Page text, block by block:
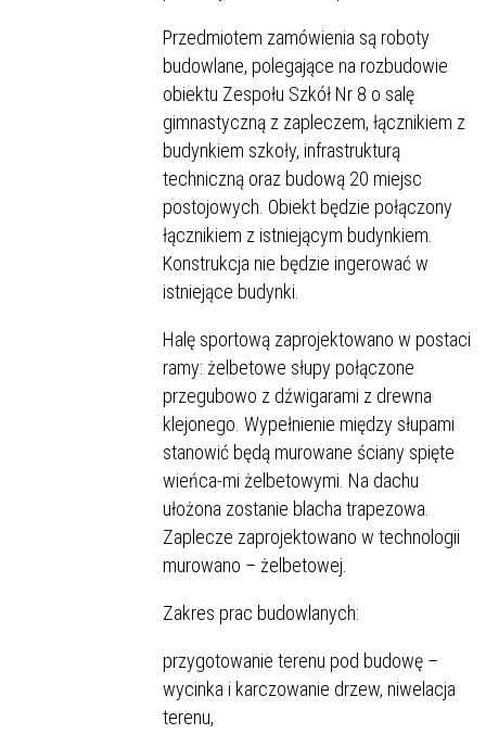
Przedmiotem zamówienia są roboty
budowlane, polegające na rozbudowie
obiektu Zespołu Szkół Nr 8 o salę
gimnastyczną z zapleczem, łącznikiem z
budynkiem szkoły, infrastrukturą
techniczną oraz budową 20 miejsc
postojowych. Obiekt będzie połączony
łącznikiem z istniejącym budynkiem.
Konstrukcja nie będzie ingerować w
istniejące budynki.
Halę sportową zaprojektowano w postaci
ramy: żelbetowe słupy połączone
przegubowo z dźwigarami z drewna
klejonego. Wypełnienie między słupami
stanowić będą murowane ściany spięte
wieńca-mi żelbetowymi. Na dachu
ułożona zostanie blacha trapezowa.
Zaplecze zaprojektowano w technologii
murowano – żelbetowej.
Zakres prac budowlanych:
przygotowanie terenu pod budowę –
wycinka i karczowanie drzew, niwelacja
terenu,